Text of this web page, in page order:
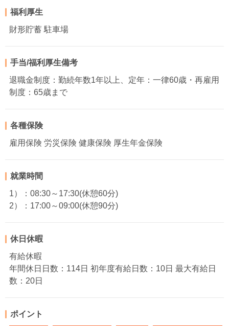
福利厚生
財形貯蓄 駐車場
手当/福利厚生備考
退職金制度：勤続年数1年以上、定年：一律60歳・再雇用
制度：65歳まで
各種保険
雇用保険 労災保険 健康保険 厚生年金保険
就業時間
1）：08:30～17:30(休憩60分)
2）：17:00～09:00(休憩90分)
休日休暇
有給休暇
年間休日日数：114日 初年度有給日数：10日 最大有給日
数：20日
ポイント